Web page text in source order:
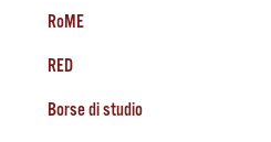
RoME
RED
Borse di studio